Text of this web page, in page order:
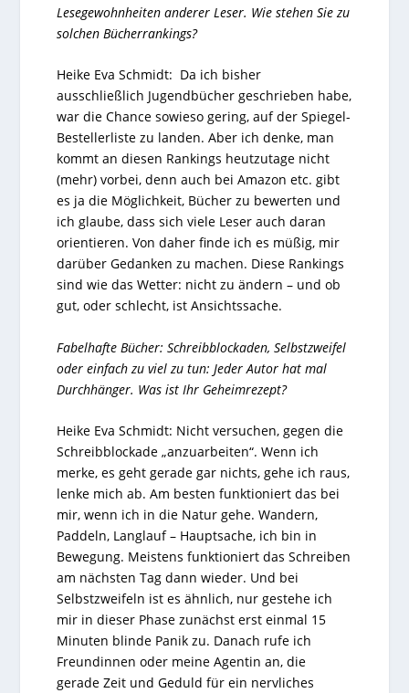
Lesegewohnheiten anderer Leser. Wie stehen Sie zu
solchen Bücherrankings?
Heike Eva Schmidt: Da ich bisher
ausschließlich Jugendbücher geschrieben habe,
war die Chance sowieso gering, auf der Spiegel-
Bestellerliste zu landen. Aber ich denke, man
kommt an diesen Rankings heutzutage nicht
(mehr) vorbei, denn auch bei Amazon etc. gibt
es ja die Möglichkeit, Bücher zu bewerten und
ich glaube, dass sich viele Leser auch daran
orientieren. Von daher finde ich es müßig, mir
darüber Gedanken zu machen. Diese Rankings
sind wie das Wetter: nicht zu ändern – und ob
gut, oder schlecht, ist Ansichtssache.
Fabelhafte Bücher: Schreibblockaden, Selbstzweifel
oder einfach zu viel zu tun: Jeder Autor hat mal
Durchhänger. Was ist Ihr Geheimrezept?
Heike Eva Schmidt: Nicht versuchen, gegen die
Schreibblockade „anzuarbeiten“. Wenn ich
merke, es geht gerade gar nichts, gehe ich raus,
lenke mich ab. Am besten funktioniert das bei
mir, wenn ich in die Natur gehe. Wandern,
Paddeln, Langlauf – Hauptsache, ich bin in
Bewegung. Meistens funktioniert das Schreiben
am nächsten Tag dann wieder. Und bei
Selbstzweifeln ist es ähnlich, nur gestehe ich
mir in dieser Phase zunächst erst einmal 15
Minuten blinde Panik zu. Danach rufe ich
Freundinnen oder meine Agentin an, die
gerade Zeit und Geduld für ein nervliches